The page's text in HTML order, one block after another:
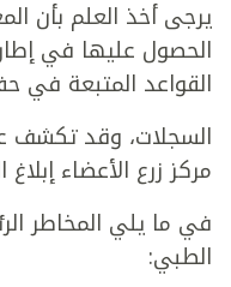
يرجى أخذ العلم بأن
الحصول عليها في
القواعد المتبعة في
السجلات، وقد
مركز زرع الأعضاء
في ما يلي المخاطر
الطبي: